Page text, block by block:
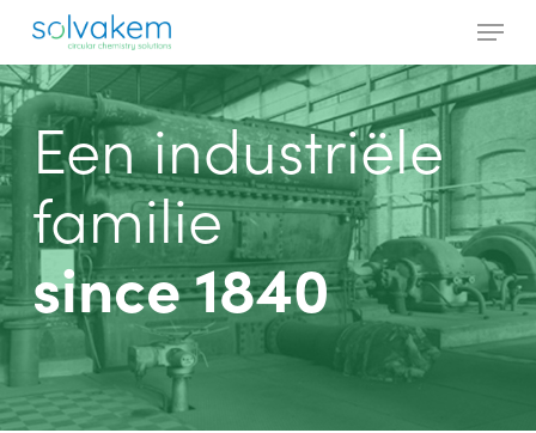
main
content
Menu
Een industriële
familie
since 1840
Close
Menu